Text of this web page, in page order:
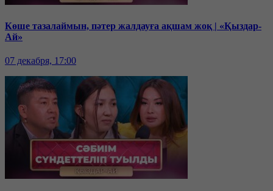
Көше тазалаймын, пәтер жалдауға ақшам жоқ | «Қыздар-
Ай»
07 декабря, 17:00